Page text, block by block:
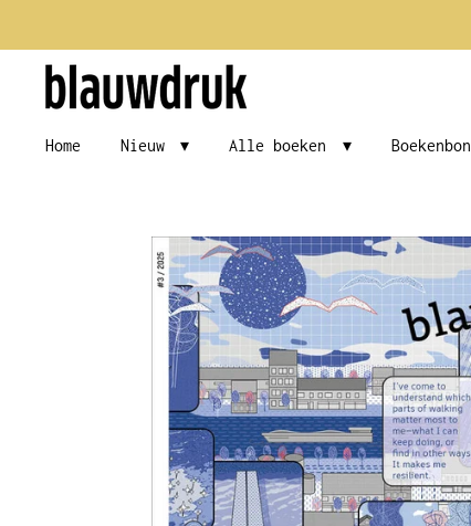
direct
hoofdinhoud
Home Nieuw Alle boeken Boekenbon